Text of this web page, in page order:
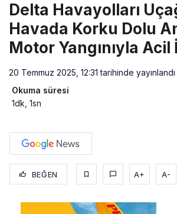
Delta Havayolları
Havada Korku Dolu
Motor Yangınıyla Acil
20 Temmuz 2025, 12:31 tarihinde yayınlandı
Okuma süresi
1dk, 1sn
BEĞEN A+ A-